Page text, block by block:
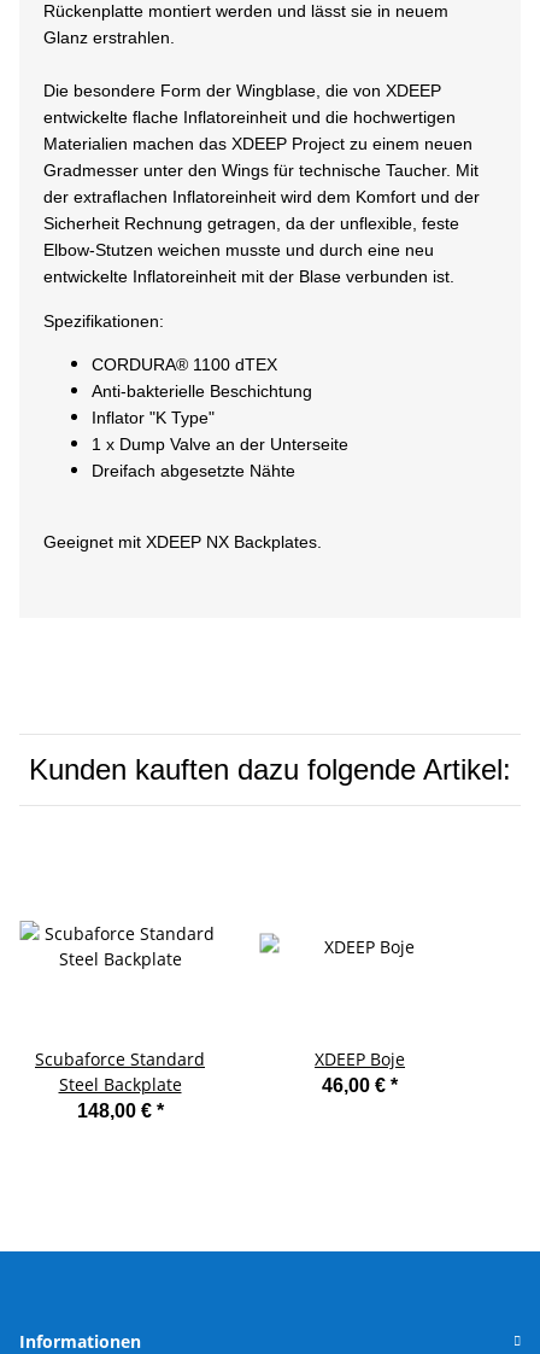
Rückenplatte montiert werden und lässt sie in neuem
Glanz erstrahlen.
Die besondere Form der Wingblase, die von XDEEP
entwickelte flache Inflatoreinheit und die hochwertigen
Materialien machen das XDEEP Project zu einem neuen
Gradmesser unter den Wings für technische Taucher. Mit
der extraflachen Inflatoreinheit wird dem Komfort und der
Sicherheit Rechnung getragen, da der unflexible, feste
Elbow-Stutzen weichen musste und durch eine neu
entwickelte Inflatoreinheit mit der Blase verbunden ist.
Spezifikationen:
CORDURA® 1100 dTEX
Anti-bakterielle Beschichtung
Inflator "K Type"
1 x Dump Valve an der Unterseite
Dreifach abgesetzte Nähte
Geeignet mit XDEEP NX Backplates.
Kunden kauften dazu folgende Artikel:
Scubaforce Standard
Steel Backplate
148,00 € *
XDEEP Boje
46,00 € *
Informationen